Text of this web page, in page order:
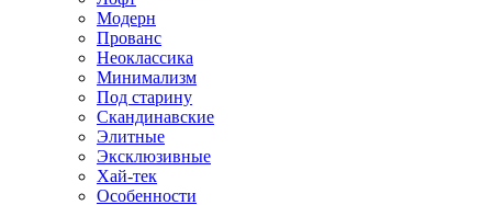
Модерн
Прованс
Неоклассика
Минимализм
Под старину
Скандинавские
Элитные
Эксклюзивные
Хай-тек
Особенности